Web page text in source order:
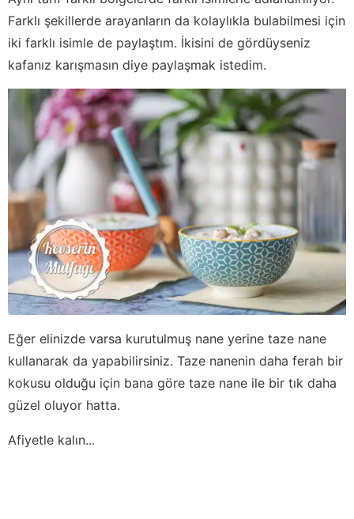
Farklı şekillerde arayanların da kolaylıkla bulabilmesi için
iki farklı isimle de paylaştım. İkisini de gördüyseniz
kafanız karışmasın diye paylaşmak istedim.
Eğer elinizde varsa kurutulmuş nane yerine taze nane
kullanarak da yapabilirsiniz. Taze nanenin daha ferah bir
kokusu olduğu için bana göre taze nane ile bir tık daha
güzel oluyor hatta.
Afiyetle kalın...